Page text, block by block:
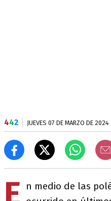
442 JUEVES 07 DE MARZO DE 2024
n medio de las